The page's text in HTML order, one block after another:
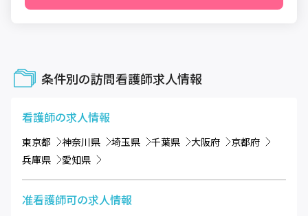
条件別の訪問看護師求人情報
看護師の求人情報
東京都 神奈川県 埼玉県 千葉県 大阪府
京都府
兵庫県
愛知県
准看護師可の求人情報